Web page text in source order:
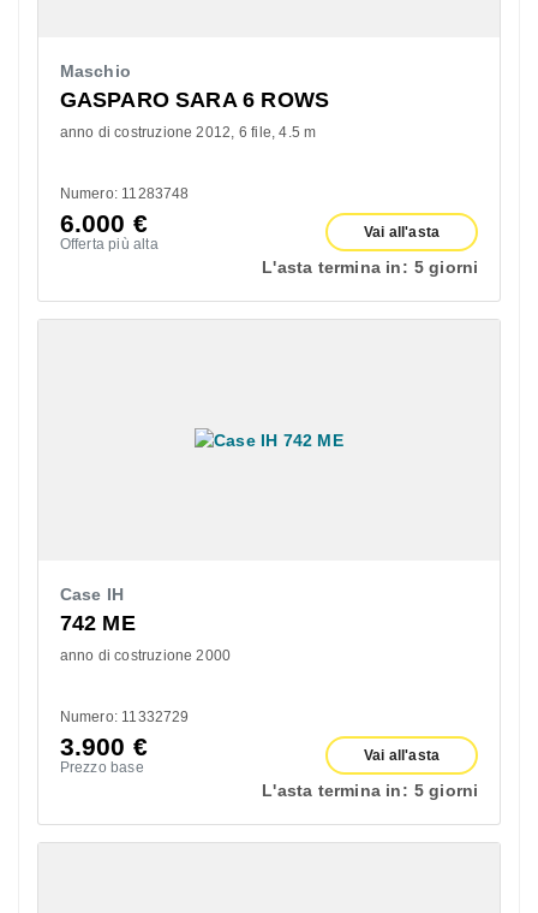
Maschio
GASPARO SARA 6 ROWS
anno di costruzione 2012 6 file 4.5 m
Numero: 11283748
6.000 €
Offerta più alta
Vai all'asta
L'asta termina in: 5 giorni
Case IH
742 ME
anno di costruzione 2000
Numero: 11332729
3.900 €
Prezzo base
Vai all'asta
L'asta termina in: 5 giorni